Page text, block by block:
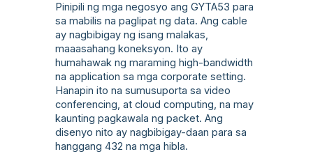
Pinipili ng mga negosyo ang GYTA53 para
sa mabilis na paglipat ng data. Ang cable
ay nagbibigay ng isang malakas,
maaasahang koneksyon. Ito ay
humahawak ng maraming high-bandwidth
na application sa mga corporate setting.
Hanapin ito na sumusuporta sa video
conferencing, at cloud computing, na may
kaunting pagkawala ng packet. Ang
disenyo nito ay nagbibigay-daan para sa
hanggang 432 na mga hibla.